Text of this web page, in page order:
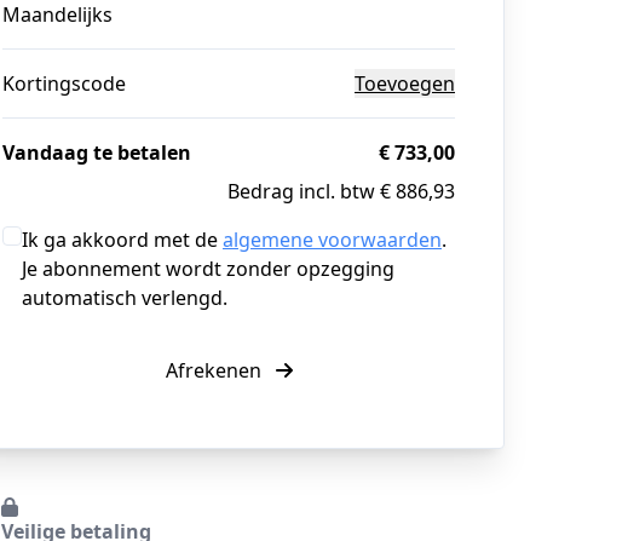
Maandelijks
Kortingscode Toevoegen
Vandaag te betalen
€ 733,00
Bedrag incl. btw € 886,93
Ik ga akkoord met dealgemene voorwaarden.
Je abonnement wordt zonder opzegging
automatisch verlengd.
Afrekenen
Veilige betaling